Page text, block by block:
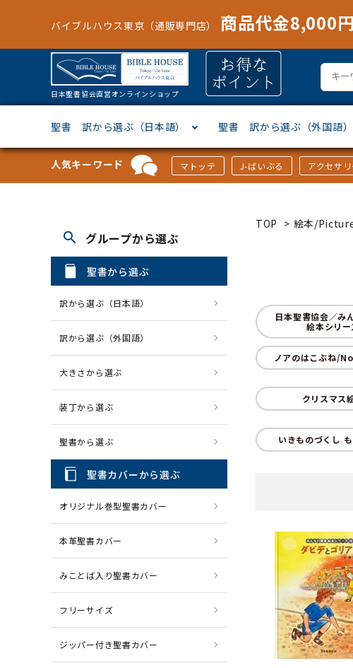
バイブルハウス東京（通販専門店） 商品代金8,000
日本聖書協会直営オンラインショップ
聖書 訳から選ぶ（日本語）
新改訳
聖書 訳から選ぶ（外国語）
ドイツ語
ジッパー付き聖書カバー
パスケース・ネクタイピン
CD・MP3 パソコンソフ
聖書通読
「な行」から選ぶ
人気キーワード マトッテ J-ばいぶる アクセサリ
TOP > 絵本/
日本聖書協会／み
絵本シリー
ノアのはこぶね/
クリスマス
いきものづくし
search グループから選ぶ
聖書から選ぶ
訳から選ぶ（日本語）
訳から選ぶ（外国語）
大きさから選ぶ
装丁から選ぶ
聖書から選ぶ
聖書カバーから選ぶ
オリジナル巻型聖書カバー
本革聖書カバー
みことば入り聖書カバー
フリーサイズ
ジッパー付き聖書カバー